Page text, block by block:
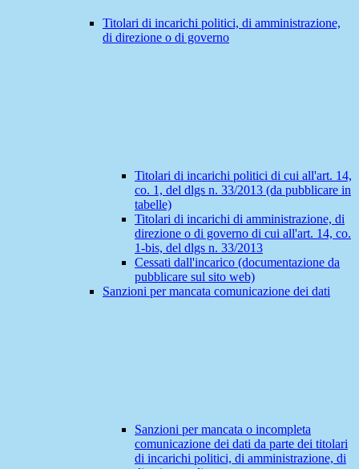
Titolari di incarichi politici, di amministrazione,
di direzione o di governo
Titolari di incarichi politici di cui all'art. 14,
co. 1, del dlgs n. 33/2013 (da pubblicare in
tabelle)
Titolari di incarichi di amministrazione, di
direzione o di governo di cui all'art. 14, co.
1-bis, del dlgs n. 33/2013
Cessati dall'incarico (documentazione da
pubblicare sul sito web)
Sanzioni per mancata comunicazione dei dati
Sanzioni per mancata o incompleta
comunicazione dei dati da parte dei titolari
di incarichi politici, di amministrazione, di